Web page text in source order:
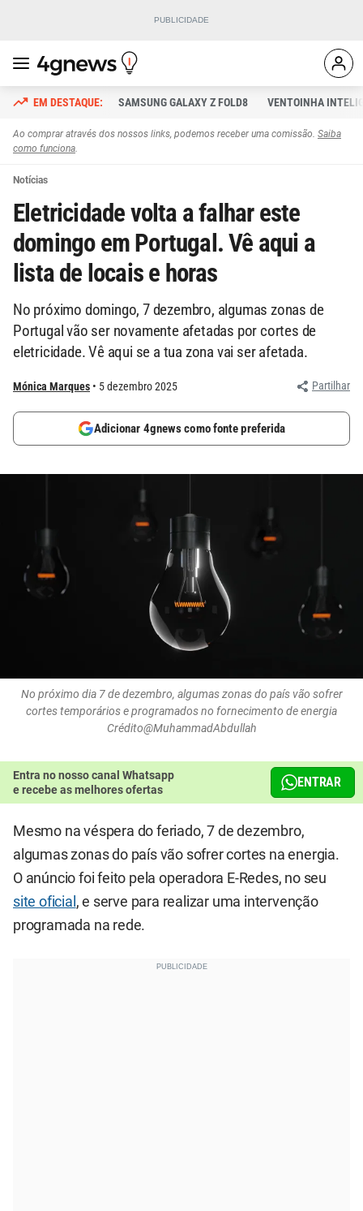
SAMSUNG GALAXY Z FOLD8 VENTOINHA
Ao comprar através dos nossos links, podemos receber uma comissão. Saiba
como funciona.
Notícias
Eletricidade volta a falhar este
domingo em Portugal. Vê aqui a
lista de locais e horas
No próximo domingo, 7 dezembro, algumas zonas de
Portugal vão ser novamente afetadas por cortes de
eletricidade. Vê aqui se a tua zona vai ser afetada.
Mónica Marques 5 dezembro 2025 Partilhar
Adicionar 4gnews como fonte preferida
No próximo dia 7 de dezembro, algumas zonas do país vão sofrer
cortes temporários e programados no fornecimento de energia
Crédito@MuhammadAbdullah
Entra no nosso canal Whatsapp
e recebe as melhores ofertas
ENTRAR
Mesmo na véspera do feriado, 7 de dezembro,
algumas zonas do país vão sofrer cortes na energia.
O anúncio foi feito pela operadora E-Redes, no seu
site oficial , e serve para realizar uma intervenção
programada na rede.